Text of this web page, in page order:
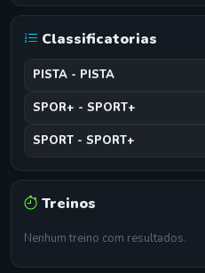
Classificatorias
PISTA - PISTA
SPOR+ - SPORT+
SPORT - SPORT+
Treinos
Nenhum treino com resultados.